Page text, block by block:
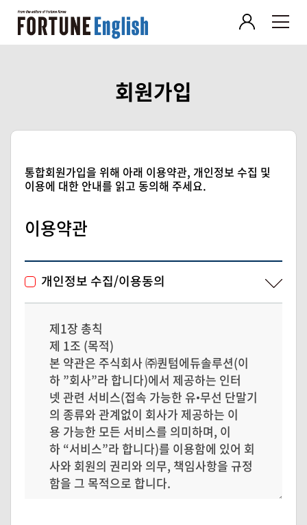
회원가입
통합회원가입을 위해 아래 이용약관, 개인정보 수집 및
이용에 대한 안내를 읽고 동의해 주세요.
이용약관
개인정보 수집/이용동의